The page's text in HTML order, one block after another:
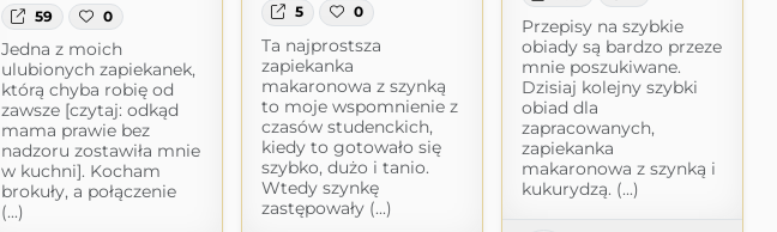
Przepisy na szybkie
obiady są bardzo przeze
mnie poszukiwane.
Dzisiaj kolejny szybki
obiad dla
zapracowanych,
zapiekanka
makaronowa z szynką i
kukurydzą. (...)
5 0
Ta najprostsza
zapiekanka
makaronowa z szynką
to moje wspomnienie z
czasów studenckich,
kiedy to gotowało się
szybko, dużo i tanio.
Wtedy szynkę
zastępowały (...)
59 0
Jedna z moich
ulubionych zapiekanek,
którą chyba robię od
zawsze [czytaj: odkąd
mama prawie bez
nadzoru zostawiła mnie
w kuchni]. Kocham
brokuły, a połączenie
(...)